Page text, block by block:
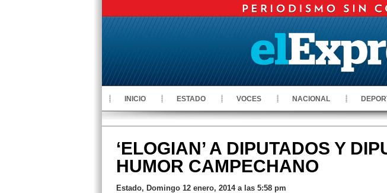
INICIO ESTADO VOCES NACIONAL
‘ELOGIAN’ A DIPUTADOS Y
HUMOR CAMPECHANO
Estado, Domingo 12 enero, 2014 a las 5:58 pm